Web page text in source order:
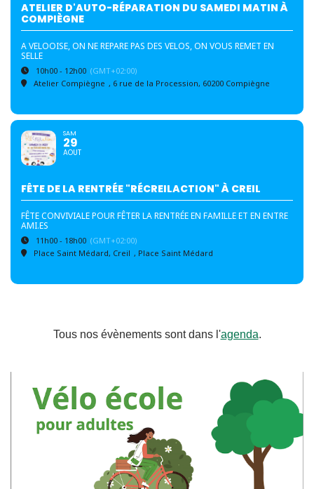
ATELIER D'AUTO-RÉPARATION DU SAMEDI MATIN À
COMPIÈGNE
A VELOOISE, ON NE REPARE PAS DES VELOS, ON VOUS REMET EN
SELLE
10h00 - 12h00 (GMT+02:00)
Atelier Compiègne , 6 rue de la Procession, 60200 Compiègne
SAM
29
AOUT
FÊTE DE LA RENTRÉE "RÉCREILACTION" À CREIL
FÊTE CONVIVIALE POUR FÊTER LA RENTRÉE EN FAMILLE ET EN ENTRE
AMI.ES
11h00 - 18h00 (GMT+02:00)
Place Saint Médard, Creil , Place Saint Médard
Tous nos évènements sont dans l'agenda.